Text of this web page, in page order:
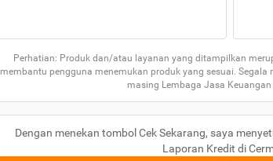
Perhatian: Produk dan/atau layanan yang ditampilkan
membantu pengguna menemukan produk yang sesuai.
masing Lembaga Jasa
Dengan menekan tombol Cek Sekarang, saya
Laporan Kredit di